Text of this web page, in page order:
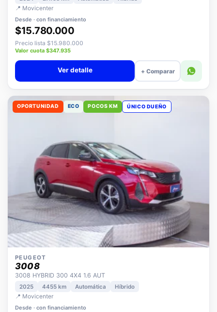
2024 27.198 km
📍 Movicenter
Desde · con financiamiento
$15.780.000
Precio lista $15.980.000
Valor cuota $347.935
+ Comparar
OPORTUNIDAD ECO POCOS KM
PEUGEOT
3008
3008 HYBRID 300 4X4 1.6 AUT
2025 4455 km
📍 Movicenter